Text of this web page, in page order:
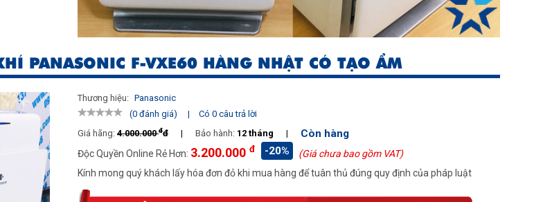
PANASONIC F-VXE60 HÀNG NHẬT CÓ TẠO ẨM
Thương hiệu: Panasonic
(0 đánh giá)
|
Có 0 câu trả lời
Giá hãng: 4.000.000đđ | Bảo hành: 12 tháng | Còn hàng
Độc Quyền Online Rẻ Hơn: 3.200.000 đ -20%
(Giá chưa bao gồm VAT)
Kính mong quý khách lấy hóa đơn đỏ khi mua hàng để tuân thủ đúng quy định của pháp luật